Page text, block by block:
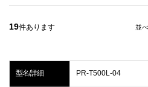
19件あります 並
型名/詳細 PR-T500L-04